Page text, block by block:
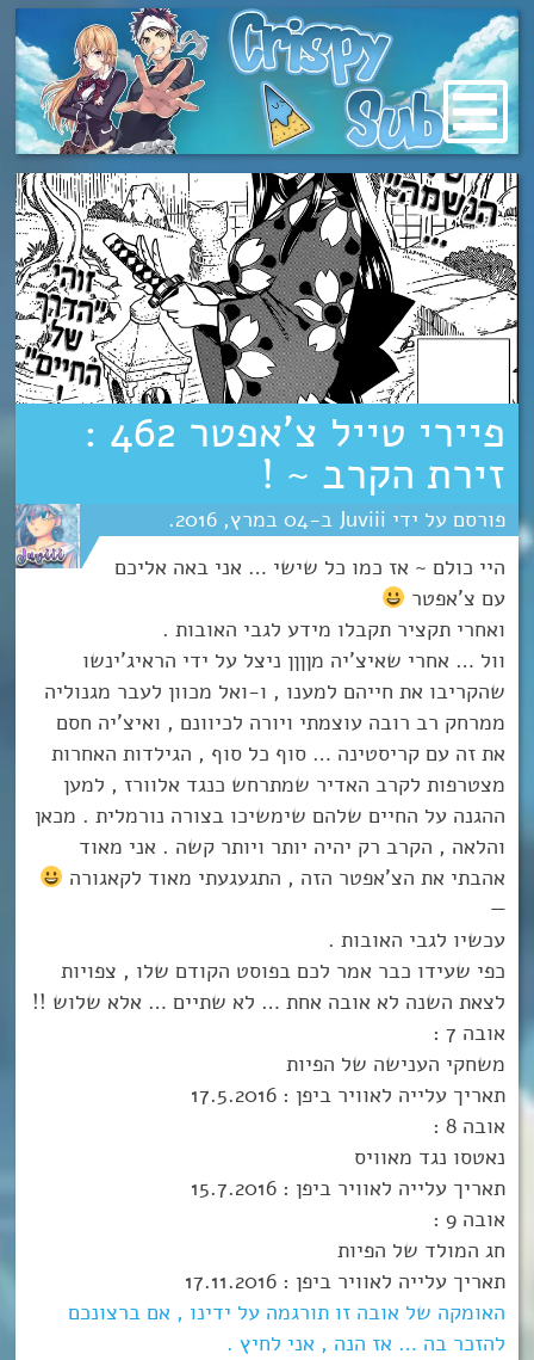
מעבר
לתוכן
פיירי טייל צ’אפטר 462 :
זירת הקרב ~ !
Juviii
04 מרץ 2016
היי כולם ~ אז כמו כל שישי … אני באה אליכם
עם צ’אפטר
ואחרי תקציר תקבלו מידע לגבי האובות .
וול … אחרי שאיצ’יה מןןןן ניצל על ידי הראיג’ינשו
שהקריבו את חייהם למענו , ו-ואל מכוון לעבר מגנוליה
ממרחק רב רובה עוצמתי ויורה לכיוונם , ואיצ’יה חסם
את זה עם קריסטינה … סוף כל סוף , הגילדות האחרות
מצטרפות לקרב האדיר שמתרחש כנגד אלוורז , למען
ההגנה על החיים שלהם שימשיכו בצורה נורמלית . מכאן
והלאה , הקרב רק יהיה יותר ויותר קשה . אני מאוד
אהבתי את הצ’אפטר הזה , התגעגעתי מאוד לקאגורה
—
עכשיו לגבי האובות .
כפי שעידו כבר אמר לכם בפוסט הקודם שלו , צפויות
לצאת השנה לא אובה אחת … לא שתיים … אלא שלוש !!
אובה 7 :
משחקי הענישה של הפיות
תאריך עלייה לאוויר ביפן : 17.5.2016
אובה 8 :
נאטסו נגד מאוויס
תאריך עלייה לאוויר ביפן : 15.7.2016
אובה 9 :
חג המולד של הפיות
תאריך עלייה לאוויר ביפן : 17.11.2016
האומקה של אובה זו תורגמה על ידינו , אם ברצונכם
להזכר בה … אז הנה , אני לחיץ .